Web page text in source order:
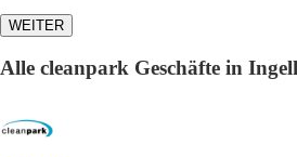
WEITER
Alle cleanpark Geschäfte in